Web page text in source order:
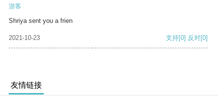
游客
Shriya sent you a frien
2021-10-23 支持[0] 反对[0]
友情链接